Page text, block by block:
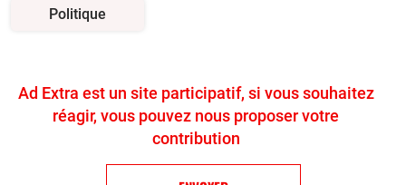
Politique
Ad Extra est un site participatif, si vous souhaitez
réagir, vous pouvez nous proposer votre
contribution